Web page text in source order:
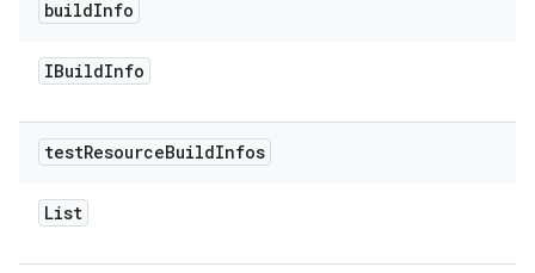
buildInfo
IBuildInfo
testResourceBuildInfos
List